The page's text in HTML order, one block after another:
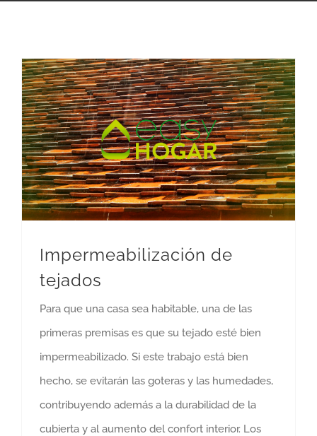
Impermeabilización de
tejados
Para que una casa sea habitable, una de las
primeras premisas es que su tejado esté bien
impermeabilizado. Si este trabajo está bien
hecho, se evitarán las goteras y las humedades,
contribuyendo además a la durabilidad de la
cubierta y al aumento del confort interior. Los